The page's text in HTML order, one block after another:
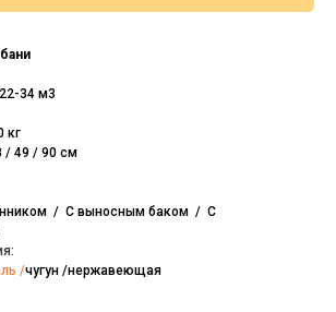
34 м3
кг
/ 49 / 90 см
/ С выносным баком / С
/чугун /нержавеющая